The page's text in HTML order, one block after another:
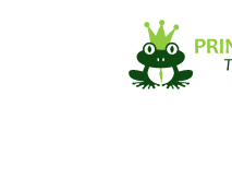
Navigation